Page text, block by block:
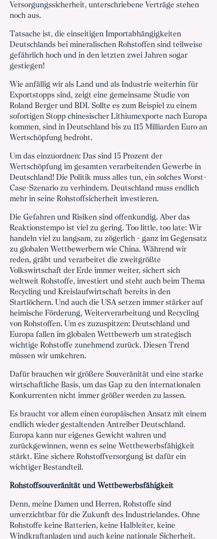
Versorgungssicherheit, unterschriebene Verträge stehen
noch aus.
Tatsache ist, die einseitigen Importabhängigkeiten
Deutschlands bei mineralischen Rohstoffen sind teilweise
gefährlich hoch und in den letzten zwei Jahren sogar
gestiegen!
Wie anfällig wir als Land und als Industrie weiterhin für
Exportstopps sind, zeigt eine gemeinsame Studie von
Roland Berger und BDI. Sollte es zum Beispiel zu einem
sofortigen Stopp chinesischer Lithiumexporte nach Europa
kommen, sind in Deutschland bis zu 115 Milliarden Euro an
Wertschöpfung bedroht.
Um das einzuordnen: Das sind 15 Prozent der
Wertschöpfung im gesamten verarbeitenden Gewerbe in
Deutschland! Die Politik muss alles tun, ein solches Worst-
Case-Szenario zu verhindern. Deutschland muss endlich
mehr in seine Rohstoffsicherheit investieren.
Die Gefahren und Risiken sind offenkundig. Aber das
Reaktionstempo ist viel zu gering. Too little, too late: Wir
handeln viel zu langsam, zu zögerlich - ganz im Gegensatz
zu globalen Wettbewerbern wie China. Während wir
reden, gräbt und verarbeitet die zweitgrößte
Volkswirtschaft der Erde immer weiter, sichert sich
weltweit Rohstoffe, investiert und steht auch beim Thema
Recycling und Kreislaufwirtschaft bereits in den
Startlöchern. Und auch die USA setzen immer stärker auf
heimische Förderung, Weiterverarbeitung und Recycling
von Rohstoffen. Um es zuzuspitzen: Deutschland und
Europa fallen im globalen Wettbewerb um strategisch
wichtige Rohstoffe zunehmend zurück. Diesen Trend
müssen wir umkehren.
Dafür brauchen wir größere Souveränität und eine starke
wirtschaftliche Basis, um das Gap zu den internationalen
Konkurrenten nicht immer größer werden zu lassen.
Es braucht vor allem einen europäischen Ansatz mit einem
endlich wieder gestaltenden Antreiber Deutschland.
Europa kann nur eigenes Gewicht wahren und
zurückgewinnen, wenn es seine Wettbewerbsfähigkeit
stärkt. Eine sichere Rohstoffversorgung ist dafür ein
wichtiger Bestandteil.
Rohstoffsouveränität und Wettbewerbsfähigkeit
Denn, meine Damen und Herren, Rohstoffe sind
unverzichtbar für die Zukunft des Industrielandes. Ohne
Rohstoffe keine Batterien, keine Halbleiter, keine
Windkraftanlagen und auch keine nationale Sicherheit.